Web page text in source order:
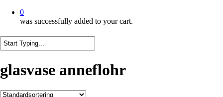
0
was successfully added to your cart.
Search
glasvase anneflohr